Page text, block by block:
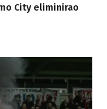
City eliminirao